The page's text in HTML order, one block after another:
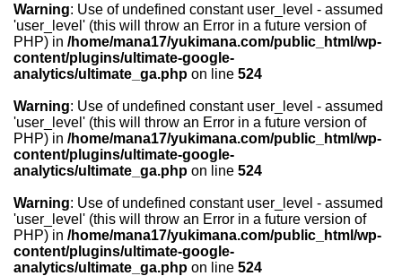
Warning: Use of undefined constant user_level - assumed
'user_level' (this will throw an Error in a future version of
PHP) in /home/mana17/yukimana.com/public_html/wp-
content/plugins/ultimate-google-
analytics/ultimate_ga.php on line 524
Warning: Use of undefined constant user_level - assumed
'user_level' (this will throw an Error in a future version of
PHP) in /home/mana17/yukimana.com/public_html/wp-
content/plugins/ultimate-google-
analytics/ultimate_ga.php on line 524
Warning: Use of undefined constant user_level - assumed
'user_level' (this will throw an Error in a future version of
PHP) in /home/mana17/yukimana.com/public_html/wp-
content/plugins/ultimate-google-
analytics/ultimate_ga.php on line 524